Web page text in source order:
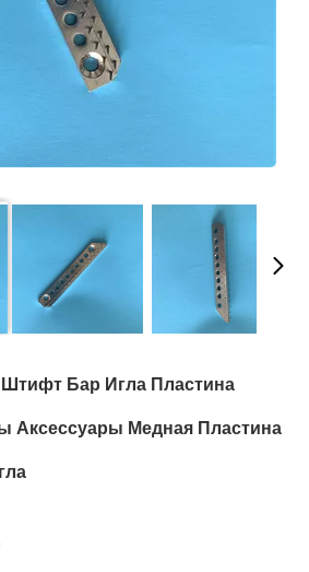
Бар Игла Пластина
Аксессуары Медная Пластина